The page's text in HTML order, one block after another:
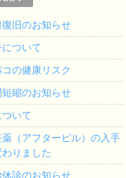
旧のお知らせ
ついて
の健康リスク
縮のお知らせ
いて
薬（アフターピル）の入手
りました
診のお知らせ